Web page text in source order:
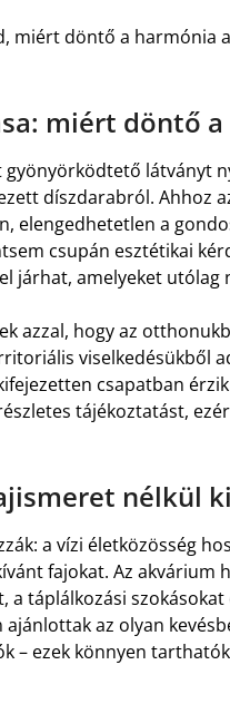
miért döntő a harmónia
miért döntő
gyönyörködtető látványt
díszdarabról. Ahhoz
elengedhetetlen a
csupán esztétikai
járhat, amelyeket utólag
azzal, hogy az
viselkedésükből
csapatban
tájékoztatást,
nélkül
a vízi életközösség
fajokat. Az akvárium
táplálkozási szokásokat
az olyan
– ezek könnyen